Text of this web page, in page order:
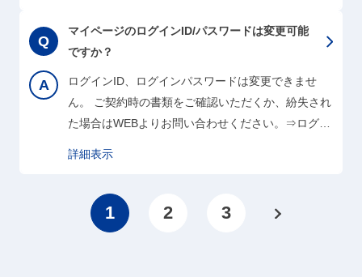
せてご利用いただければ幸いです。こちらから確認
マイページのログインID/パスワードは変更可能
ですか？
ログインID、ログインパスワードは変更できませ
ん。 ご契約時の書類をご確認いただくか、紛失され
た場合はWEBよりお問い合わせください。⇒ログイ
詳細表示
1 2 3